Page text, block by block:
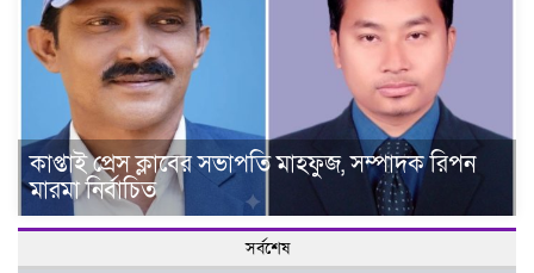
কাপ্তাই প্রেস ক্লাবের সভাপতি মাহফুজ, সম্পাদক রিপন
মারমা নির্বাচিত
সর্বশেষ